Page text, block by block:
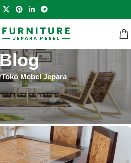
Blog
/Toko Mebel Jepara
MEBEL JEPARA
Trenggalek
FurnitureAktif 2021-11-05